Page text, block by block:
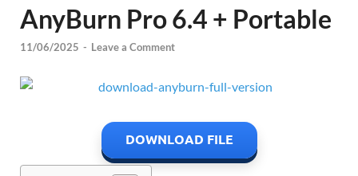
AnyBurn Pro 6.4 + Portable
11/06/2025 - Leave a Comment
DOWNLOAD FILE